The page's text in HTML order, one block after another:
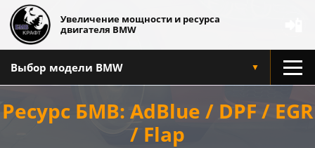
Увеличение мощности и ресурса
двигателя BMW
Выбор модели BMW ▼
Ресурс БМВ: AdBlue / DPF / EGR
/ Flap